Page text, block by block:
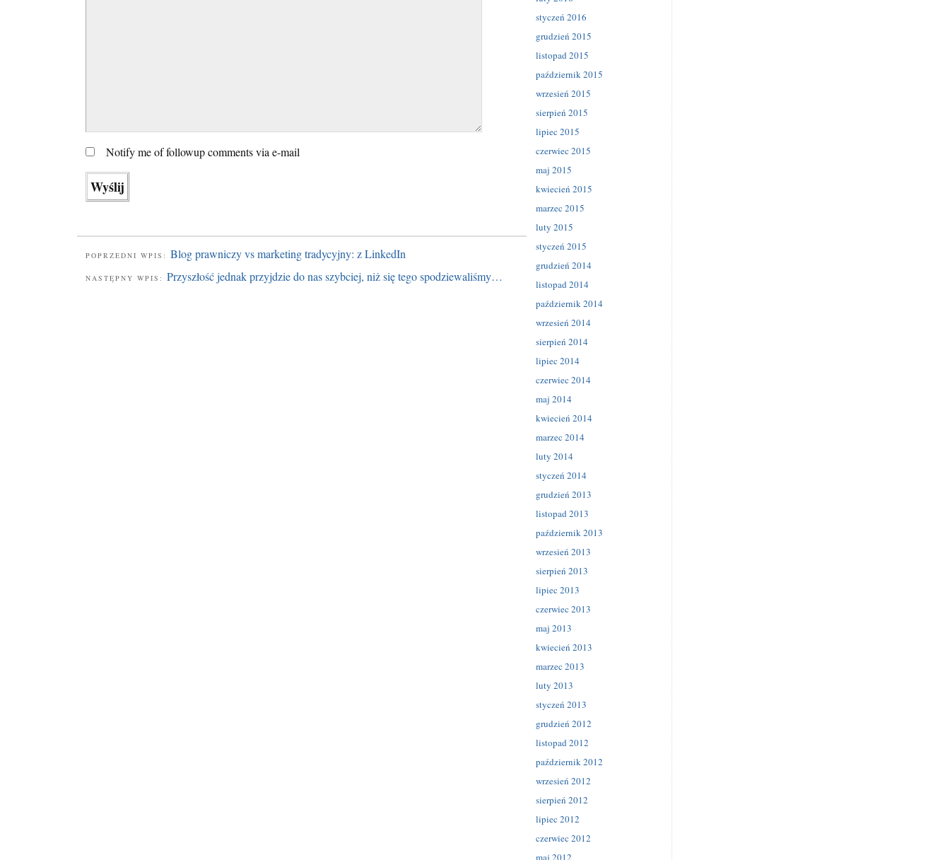
Notify me of followup comments via e-mail
POPRZEDNI WPIS: Blog prawniczy vs marketing tradycyjny: z LinkedIn
NASTĘPNY WPIS: Przyszłość jednak przyjdzie do nas szybciej, niż się tego spodziewaliśmy…
styczeń 2016
grudzień 2015
listopad 2015
październik 2015
wrzesień 2015
sierpień 2015
lipiec 2015
czerwiec 2015
maj 2015
kwiecień 2015
marzec 2015
luty 2015
styczeń 2015
grudzień 2014
listopad 2014
październik 2014
wrzesień 2014
sierpień 2014
lipiec 2014
czerwiec 2014
maj 2014
kwiecień 2014
marzec 2014
luty 2014
styczeń 2014
grudzień 2013
listopad 2013
październik 2013
wrzesień 2013
sierpień 2013
lipiec 2013
czerwiec 2013
maj 2013
kwiecień 2013
marzec 2013
luty 2013
styczeń 2013
grudzień 2012
listopad 2012
październik 2012
wrzesień 2012
sierpień 2012
lipiec 2012
czerwiec 2012
maj 2012